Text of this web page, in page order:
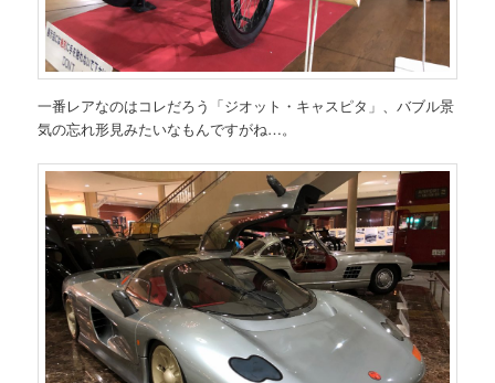
一番レアなのはコレだろう「ジオット・キャスピタ」、バブル景
気の忘れ形見みたいなもんですがね…。